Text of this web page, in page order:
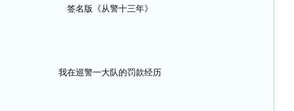
签名版《从警十三年》
我在巡警一大队的罚款经历